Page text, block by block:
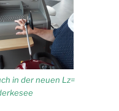
in der neuen Lz=